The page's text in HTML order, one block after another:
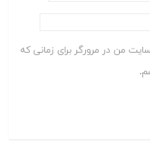
من در مرورگر برای زمانی که